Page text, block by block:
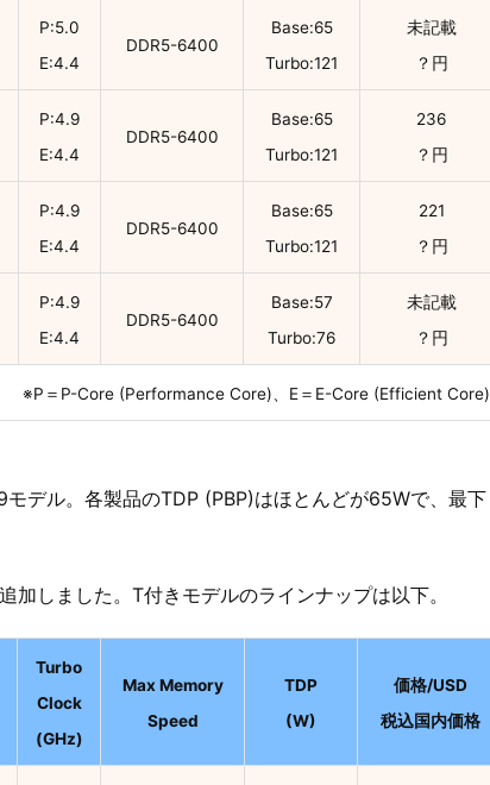
P:5.0
E:4.4
DDR5-6400
Base:65
Turbo:121
未記載
？円
P:4.9
E:4.4
DDR5-6400
Base:65
Turbo:121
236
？円
P:4.9
E:4.4
DDR5-6400
Base:65
Turbo:121
221
？円
P:4.9
E:4.4
DDR5-6400
Base:57
Turbo:76
未記載
？円
※P＝P-Core (Performance Core)、E＝E-Core (Efficient Core)
デル。各製品のTDP (PBP)はほとんどが65Wで、最下
しました。T付きモデルのラインナップは以下。
Turbo
Clock
(GHz)
Max Memory
Speed
TDP
(W)
価格/USD
税込国内価格